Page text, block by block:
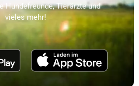
Hundefreunde, Tierärzte und
vieles mehr!